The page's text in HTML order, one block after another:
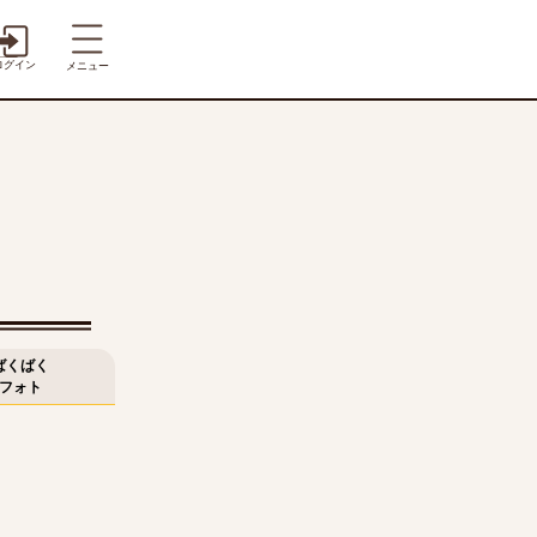
グイン メニュー
くばく
ォト